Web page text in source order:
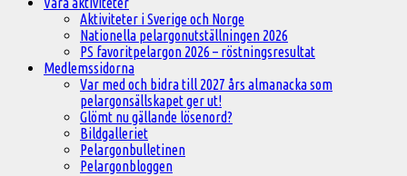
Aktiviteter i Sverige och Norge
Nationella pelargonutställningen 2026
PS favoritpelargon 2026 – röstningsresultat
Medlemssidorna
Var med och bidra till 2027 års almanacka som
pelargonsällskapet ger ut!
Glömt nu gällande lösenord?
Bildgalleriet
Pelargonbulletinen
Pelargonbloggen